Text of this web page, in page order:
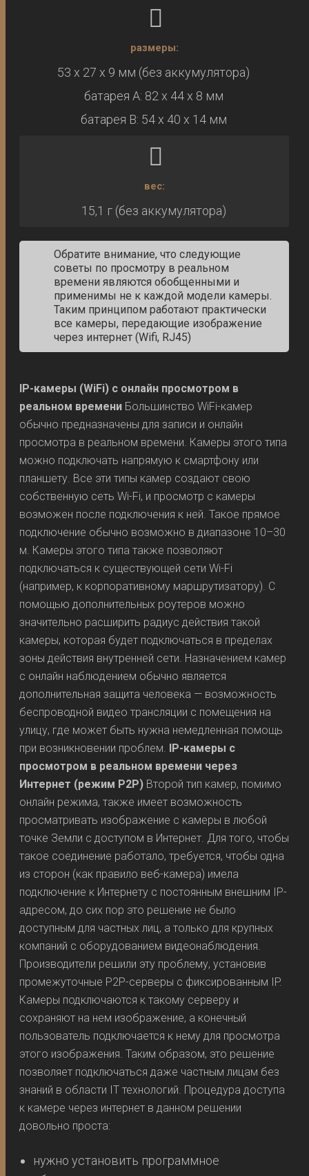
размеры:
53 x 27 x 9 мм (без аккумулятора)
батарея A: 82 x 44 x 8 мм
батарея B: 54 x 40 x 14 мм
вес:
15,1 г (без аккумулятора)
Обратите внимание, что следующие
советы по просмотру в реальном
времени являются обобщенными и
применимы не к каждой модели камеры.
Таким принципом работают практически
все камеры, передающие изображение
через интернет (Wifi, RJ45)
IP-камеры (WiFi) с онлайн просмотром в
реальном времени Большинство WiFi-камер
обычно предназначены для записи и онлайн
просмотра в реальном времени. Камеры этого типа
можно подключать напрямую к смартфону или
планшету. Все эти типы камер создают свою
собственную сеть Wi-Fi, и просмотр с камеры
возможен после подключения к ней. Такое прямое
подключение обычно возможно в диапазоне 10–30
м. Камеры этого типа также позволяют
подключаться к существующей сети Wi-Fi
(например, к корпоративному маршрутизатору). С
помощью дополнительных роутеров можно
значительно расширить радиус действия такой
камеры, которая будет подключаться в пределах
зоны действия внутренней сети. Назначением камер
с онлайн наблюдением обычно является
дополнительная защита человека — возможность
беспроводной видео трансляции с помещения на
улицу, где может быть нужна немедленная помощь
при возникновении проблем.
IP-камеры с
просмотром в реальном времени через
Интернет (режим P2P) Второй тип камер, помимо
онлайн режима, также имеет возможность
просматривать изображение с камеры в любой
точке Земли с доступом в Интернет. Для того, чтобы
такое соединение работало, требуется, чтобы одна
из сторон (как правило веб-камера) имела
подключение к Интернету с постоянным внешним IP-
адресом, до сих пор это решение не было
доступным для частных лиц, а только для крупных
компаний с оборудованием видеонаблюдения.
Производители решили эту проблему, установив
промежуточные P2P-серверы с фиксированным IP.
Камеры подключаются к такому серверу и
сохраняют на нем изображение, а конечный
пользователь подключается к нему для просмотра
этого изображения. Таким образом, это решение
позволяет подключаться даже частным лицам без
знаний в области IT технологий. Процедура доступа
к камере через интернет в данном решении
довольно проста:
нужно установить программное